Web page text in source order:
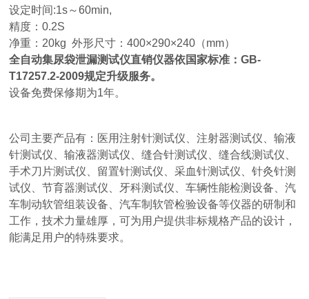
设定时间:1s～60min,
精度：0.2S
净重：20kg 外形尺寸：400×290×240（mm）
全自动集尿袋泄漏测试仪直销仪器依国家标准：GB-
T17257.2-2009规定升级服务。
设备免费保修期为1年。
公司主要产品有：医用注射针测试仪、注射器测试仪、输液
针测试仪、输液器测试仪、缝合针测试仪、缝合线测试仪、
手术刀片测试仪、留置针测试仪、采血针测试仪、针灸针测
试仪、节育器测试仪、牙科测试仪、车辆性能检测设备、汽
车制动软管组装设备、汽车制软管检验设备等仪器的研制和
工作，技术力量雄厚，可为用户提供非标规格产品的设计，
能满足用户的特殊要求。